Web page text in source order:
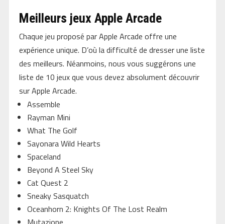
Meilleurs jeux Apple Arcade
Chaque jeu proposé par Apple Arcade offre une
expérience unique. D’où la difficulté de dresser une liste
des meilleurs. Néanmoins, nous vous suggérons une
liste de 10 jeux que vous devez absolument découvrir
sur Apple Arcade.
Assemble
Rayman Mini
What The Golf
Sayonara Wild Hearts
Spaceland
Beyond A Steel Sky
Cat Quest 2
Sneaky Sasquatch
Oceanhorn 2: Knights Of The Lost Realm